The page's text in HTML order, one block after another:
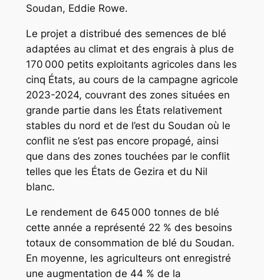
Soudan, Eddie Rowe.
Le projet a distribué des semences de blé
adaptées au climat et des engrais à plus de
170 000 petits exploitants agricoles dans les
cinq États, au cours de la campagne agricole
2023-2024, couvrant des zones situées en
grande partie dans les États relativement
stables du nord et de l’est du Soudan où le
conflit ne s’est pas encore propagé, ainsi
que dans des zones touchées par le conflit
telles que les États de Gezira et du Nil
blanc.
Le rendement de 645 000 tonnes de blé
cette année a représenté 22 % des besoins
totaux de consommation de blé du Soudan.
En moyenne, les agriculteurs ont enregistré
une augmentation de 44 % de la